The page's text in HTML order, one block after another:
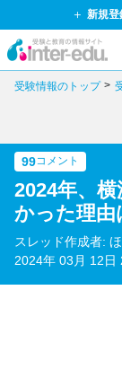
新規登
受験情報のトップ
99コメント
2024年、
かった理由
スレッド作成者:
2024年 03月 12日